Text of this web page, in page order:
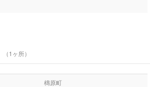
（1ヶ所）
檮原町